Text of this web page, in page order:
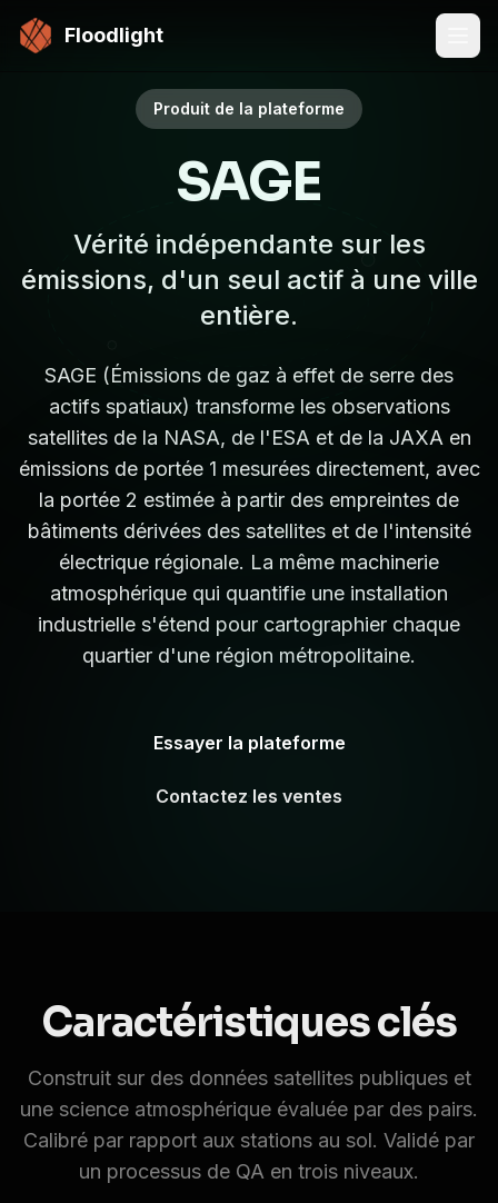
Passer au contenu principal
Floodlight
Produit de la plateforme
SAGE
Vérité indépendante sur les
émissions, d'un seul actif à une ville
entière.
SAGE (Émissions de gaz à effet de serre des
actifs spatiaux) transforme les observations
satellites de la NASA, de l'ESA et de la JAXA en
émissions de portée 1 mesurées directement, avec
la portée 2 estimée à partir des empreintes de
bâtiments dérivées des satellites et de l'intensité
électrique régionale. La même machinerie
atmosphérique qui quantifie une installation
industrielle s'étend pour cartographier chaque
quartier d'une région métropolitaine.
Essayer la plateforme
Contactez les ventes
Caractéristiques clés
Construit sur des données satellites publiques et
une science atmosphérique évaluée par des pairs.
Calibré par rapport aux stations au sol. Validé par
un processus de QA en trois niveaux.